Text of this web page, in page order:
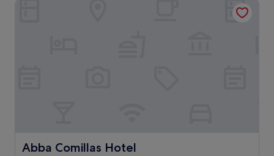
Abba Comillas Hotel
Abba Comillas Hotel